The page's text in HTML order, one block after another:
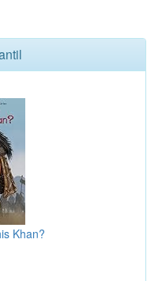
Khan?